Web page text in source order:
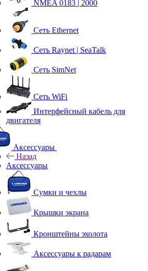
NMEA 0183 | 2000
Сеть Ethernet
Сеть Raynet | SeaTalk
Сеть SimNet
Сеть WiFi
Интерфейсный кабель для
двигателя
Аксессуары
Назад
Аксессуары
Сумки и чехлы
Крышки экрана
Кронштейны эхолота
Аксессуары к радарам